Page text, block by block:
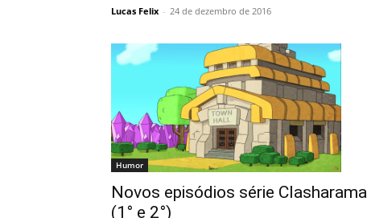
Lucas Felix - 24 de dezembro de 2016
Humor
Novos episódios série Clasharama
(1° e 2°)